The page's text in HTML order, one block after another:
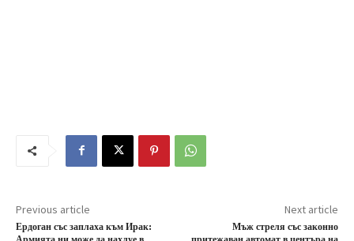
Previous article
Ердоган със заплаха към Ирак:
Next article
Мъж стреля със законно